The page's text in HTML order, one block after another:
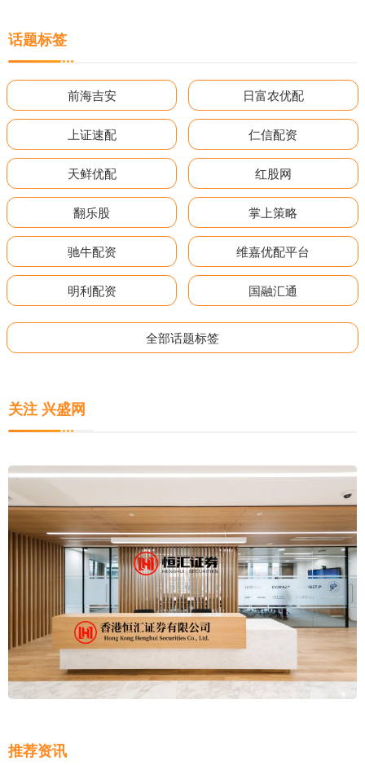
话题标签
前海吉安 日富农优配
上证速配 仁信配资
天鲜优配 红股网
翻乐股 掌上策略
驰牛配资 维嘉优配平台
明利配资 国融汇通
全部话题标签
关注 兴盛网
推荐资讯